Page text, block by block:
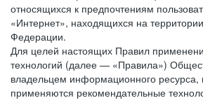
относящихся к предпочтениям
«Интернет», находящихся на
Федерации.
Для целей настоящих Правил
технологий (далее — «Правила»)
владельцем информационного ресурса,
применяются рекомендательные